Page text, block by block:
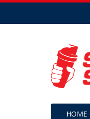
HOME